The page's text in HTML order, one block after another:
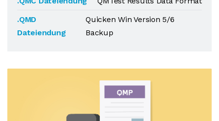
.QMD
Dateiendung
Quicken Win Version 5/6
Backup